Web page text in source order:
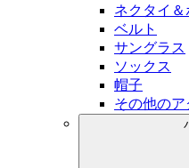
ネクタイ
ベルト
サングラス
ソックス
帽子
その他の